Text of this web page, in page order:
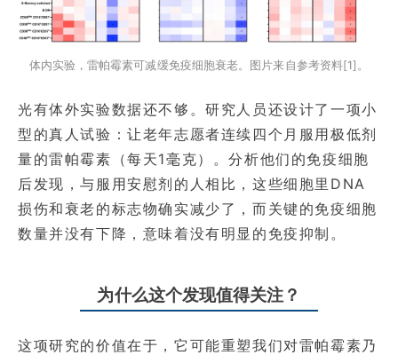
体内实验，雷帕霉素可减缓免疫细胞衰老。图片来自参考资料[1]。
光有体外实验数据还不够。研究人员还设计了一项小
型的真人试验：让老年志愿者连续四个月服用极低剂
量的雷帕霉素（每天1毫克）。分析他们的免疫细胞
后发现，与服用安慰剂的人相比，这些细胞里DNA
损伤和衰老的标志物确实减少了，而关键的免疫细胞
数量并没有下降，意味着没有明显的免疫抑制。
为什么这个发现值得关注？
这项研究的价值在于，它可能重塑我们对雷帕霉素乃